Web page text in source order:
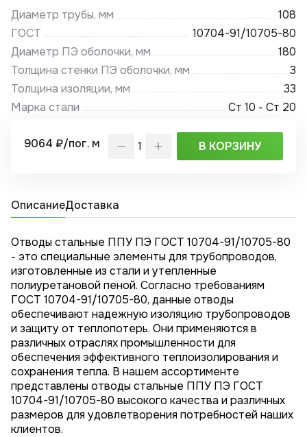
Диаметр трубы, мм
108
ГОСТ
10704-91/10705-80
Диаметр ПЭ оболочки, мм
180
Толщина стенки ПЭ оболочки, мм
3
Толщина изоляции, мм
33
Марка стали
Ст 10 - Ст 20
9064 ₽/пог. м В КОРЗИНУ
ОписаниеДоставка
Отводы стальные ППУ ПЭ ГОСТ 10704-91/10705-80
- это специальные элементы для трубопроводов,
изготовленные из стали и утепленные
полиуретановой пеной. Согласно требованиям
ГОСТ 10704-91/10705-80, данные отводы
обеспечивают надежную изоляцию трубопроводов
и защиту от теплопотерь. Они применяются в
различных отраслях промышленности для
обеспечения эффективного теплоизолирования и
сохранения тепла. В нашем ассортименте
представлены отводы стальные ППУ ПЭ ГОСТ
10704-91/10705-80 высокого качества и различных
размеров для удовлетворения потребностей наших
клиентов.